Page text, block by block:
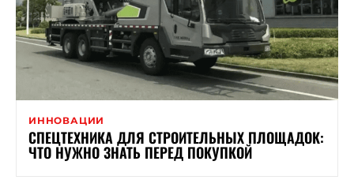
ИННОВАЦИИ
СПЕЦТЕХНИКА ДЛЯ СТРОИТЕЛЬНЫХ ПЛОЩАДОК:
ЧТО НУЖНО ЗНАТЬ ПЕРЕД ПОКУПКОЙ